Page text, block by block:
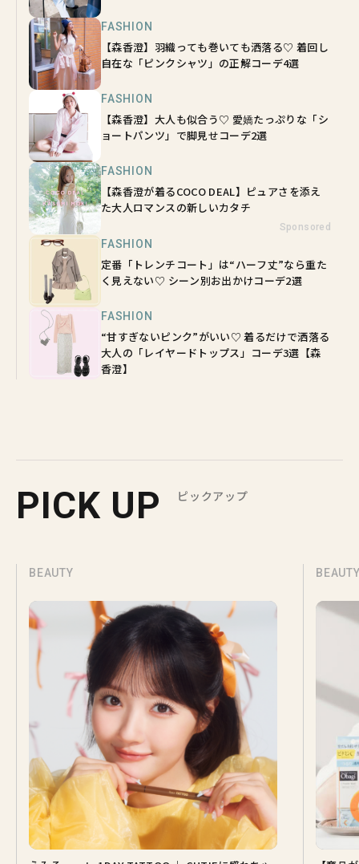
FASHION
【森香澄】羽織っても巻いても洒落る♡ 着回し
自在な「ピンクシャツ」の正解コーデ4選
FASHION
【森香澄】大人も似合う♡ 愛嬌たっぷりな「シ
ョートパンツ」で脚見せコーデ2選
FASHION
【森香澄が着るCOCO DEAL】ピュアさを添え
た大人ロマンスの新しいカタチ
Sponsored
FASHION
定番「トレンチコート」は“ハーフ丈”なら重た
く見えない♡ シーン別お出かけコーデ2選
FASHION
“甘すぎないピンク”がいい♡ 着るだけで洒落る
大人の「レイヤードトップス」コーデ3選【森
香澄】
PICK UP ピックアップ
BEAUTY